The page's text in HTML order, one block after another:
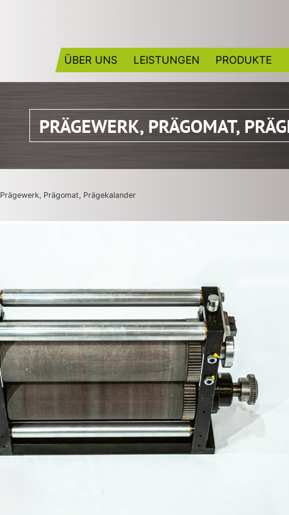
ÜBER UNS LEISTUNGEN PRODUKTE
PRÄGEWERK, PRÄGOMAT,
Prägewerk, Prägomat, Prägekalander